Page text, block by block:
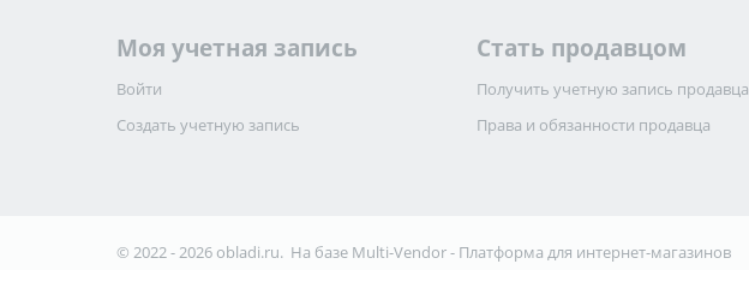
Моя учетная запись
Войти
Создать учетную запись
Стать продавцом
Получить учетную запись продавца
Права и обязанности продавца
© 2022 - 2026 obladi.ru. На базе Multi-Vendor - Платформа для интернет-магазинов